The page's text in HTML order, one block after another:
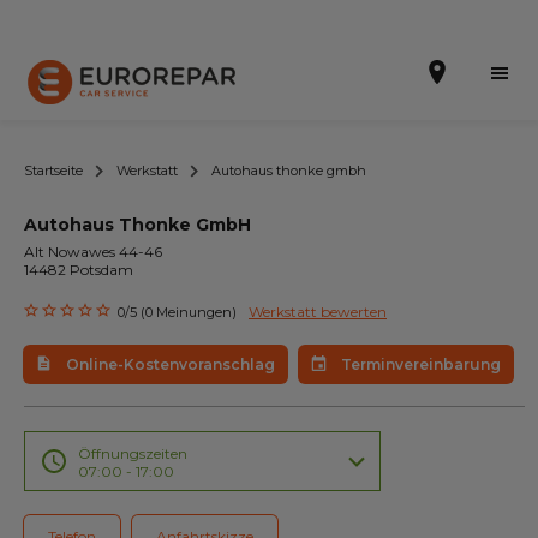
Terminvereinbarung
Online-Kostenvoranschlag
Die Marke
Leistungen
Angebote
Startseite Werkstatt Autohaus thonke gmbh
Autohaus Thonke GmbH
Alt Nowawes 44-46
14482 Potsdam
0/5 (0 Meinungen) Werkstatt bewerten
Online-Kostenvoranschlag Terminvereinbarung
Öffnungszeiten
07:00 - 17:00